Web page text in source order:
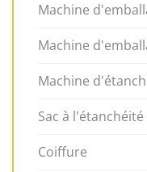
Machine
Machine
Machine
Sac à l'étanchéité
Coiffure